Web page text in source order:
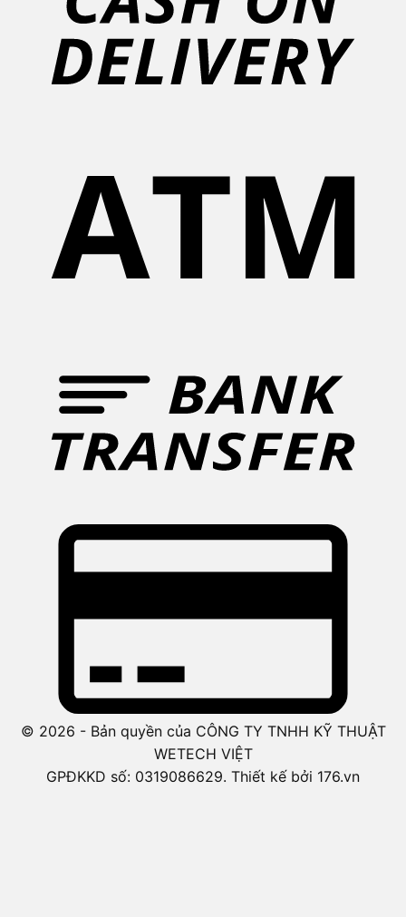
© 2026 - Bản quyền của CÔNG TY TNHH KỸ THUẬT
WETECH VIỆT
GPĐKKD số: 0319086629. Thiết kế bởi 176.vn